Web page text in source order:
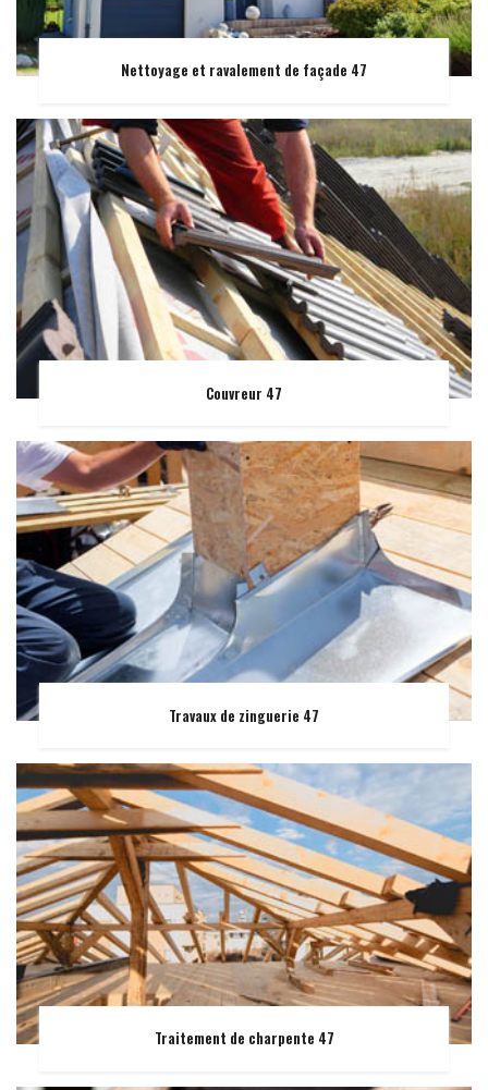
Nettoyage et ravalement de façade 47
Couvreur 47
Travaux de zinguerie 47
Traitement de charpente 47